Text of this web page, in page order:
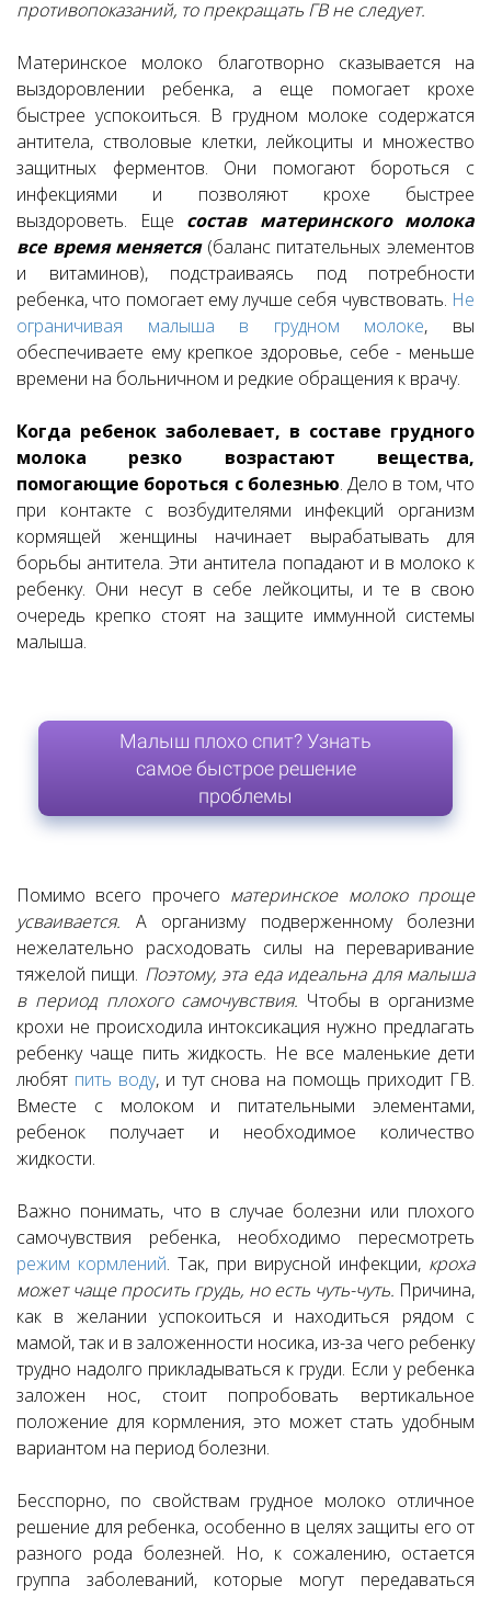
противопоказаний, то прекращать ГВ не следует.
Материнское молоко благотворно сказывается на
выздоровлении ребенка, а еще помогает крохе
быстрее успокоиться. В грудном молоке содержатся
антитела, стволовые клетки, лейкоциты и множество
защитных ферментов. Они помогают бороться с
инфекциями и позволяют крохе быстрее
выздороветь. Еще состав материнского молока
все время меняется (баланс питательных элементов
и витаминов), подстраиваясь под потребности
ребенка, что помогает ему лучше себя чувствовать. Не
ограничивая малыша в грудном молоке, вы
обеспечиваете ему крепкое здоровье, себе - меньше
времени на больничном и редкие обращения к врачу.
Когда ребенок заболевает, в составе грудного
молока резко возрастают вещества,
помогающие бороться с болезнью. Дело в том, что
при контакте с возбудителями инфекций организм
кормящей женщины начинает вырабатывать для
борьбы антитела. Эти антитела попадают и в молоко к
ребенку. Они несут в себе лейкоциты, и те в свою
очередь крепко стоят на защите иммунной системы
малыша.
Малыш плохо спит? Узнать
самое быстрое решение
проблемы
Помимо всего прочего материнское молоко проще
усваивается. А организму подверженному болезни
нежелательно расходовать силы на переваривание
тяжелой пищи. Поэтому, эта еда идеальна для малыша
в период плохого самочувствия. Чтобы в организме
крохи не происходила интоксикация нужно предлагать
ребенку чаще пить жидкость. Не все маленькие дети
любят пить воду, и тут снова на помощь приходит ГВ.
Вместе с молоком и питательными элементами,
ребенок получает и необходимое количество
жидкости.
Важно понимать, что в случае болезни или плохого
самочувствия ребенка, необходимо пересмотреть
режим кормлений. Так, при вирусной инфекции, кроха
может чаще просить грудь, но есть чуть-чуть. Причина,
как в желании успокоиться и находиться рядом с
мамой, так и в заложенности носика, из-за чего ребенку
трудно надолго прикладываться к груди. Если у ребенка
заложен нос, стоит попробовать вертикальное
положение для кормления, это может стать удобным
вариантом на период болезни.
Бесспорно, по свойствам грудное молоко отличное
решение для ребенка, особенно в целях защиты его от
разного рода болезней. Но, к сожалению, остается
группа заболеваний, которые могут передаваться